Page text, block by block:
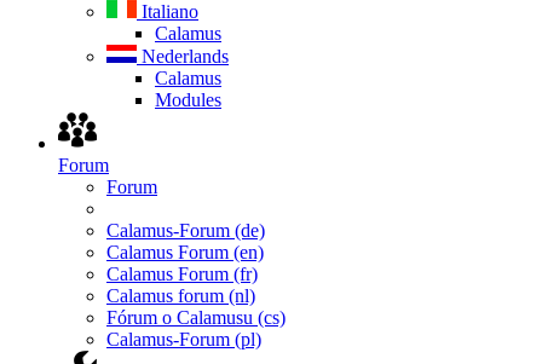
Italiano
Calamus
Nederlands
Calamus
Modules
Forum
Forum
Calamus-Forum (de)
Calamus Forum (en)
Calamus Forum (fr)
Calamus forum (nl)
Fórum o Calamusu (cs)
Calamus-Forum (pl)